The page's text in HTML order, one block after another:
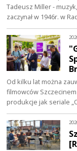
Tadeusz Miller -
zaczynał w 1946r. w
Od kilku lat można
filmowców
produkcje jak seriale